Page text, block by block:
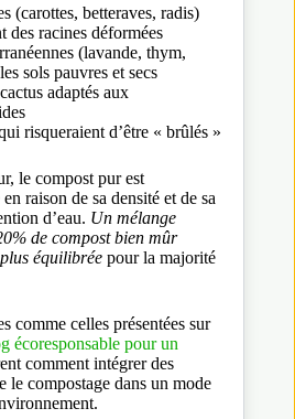
(carottes, betteraves, radis)
des racines déformées
(lavande, thym,
sols pauvres et secs
adaptés aux
risqueraient d’être « brûlés »
le compost pur est
raison de sa densité et de sa
d’eau. Un mélange
de compost bien mûr
équilibrée pour la majorité
comme celles présentées sur
écoresponsable pour un
comment intégrer des
le compostage dans un mode